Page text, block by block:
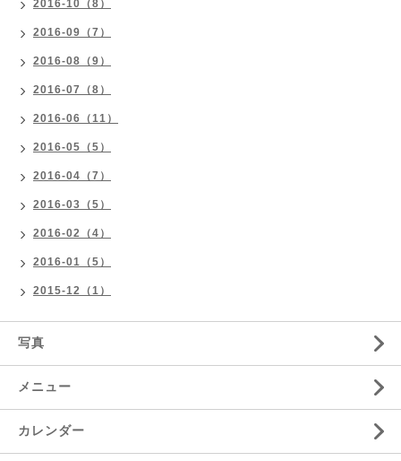
2016-10（8）
2016-09（7）
2016-08（9）
2016-07（8）
2016-06（11）
2016-05（5）
2016-04（7）
2016-03（5）
2016-02（4）
2016-01（5）
2015-12（1）
写真
メニュー
カレンダー